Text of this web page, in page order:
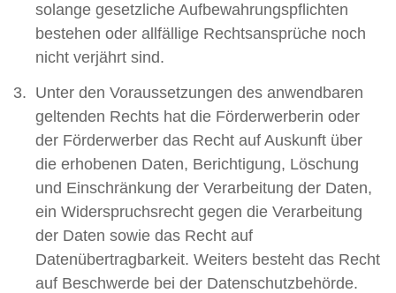
solange gesetzliche Aufbewahrungspflichten
bestehen oder allfällige Rechtsansprüche noch
nicht verjährt sind.
Unter den Voraussetzungen des anwendbaren
geltenden Rechts hat die Förderwerberin oder
der Förderwerber das Recht auf Auskunft über
die erhobenen Daten, Berichtigung, Löschung
und Einschränkung der Verarbeitung der Daten,
ein Widerspruchsrecht gegen die Verarbeitung
der Daten sowie das Recht auf
Datenübertragbarkeit. Weiters besteht das Recht
auf Beschwerde bei der Datenschutzbehörde.